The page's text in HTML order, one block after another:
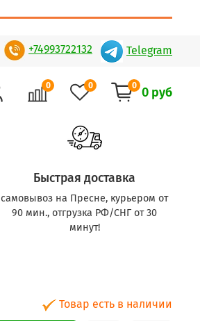
+74993722132 Telegram
0 0 0 0 руб
Быстрая доставка
самовывоз на Пресне, курьером от
90 мин., отгрузка РФ/СНГ от 30
минут!
Товар есть в наличии